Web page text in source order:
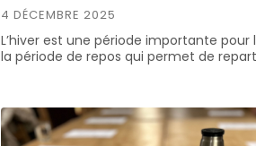
4 DÉCEMBRE 2025
L’hiver est une période importante pour
la période de repos qui permet de